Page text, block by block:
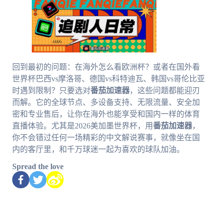
回到最初的问题：在海外怎么看欧洲杯？或者在国外看
世界杯巴西vs摩洛哥、德国vs科特迪瓦、韩国vs哥伦比亚
时遇到限制？只要选对番茄加速器，这些问题都能迎刃
而解。它的全球节点、多设备支持、无限流量、安全加
密和专业售后，让你在海外也能享受和国内一样的体育
直播体验。尤其是2026美加墨世界杯，用番茄加速器，
你不会错过任何一场精彩的中文解说赛事，就像坐在国
内的客厅里，和千万球迷一起为喜欢的球队加油。
Spread the love